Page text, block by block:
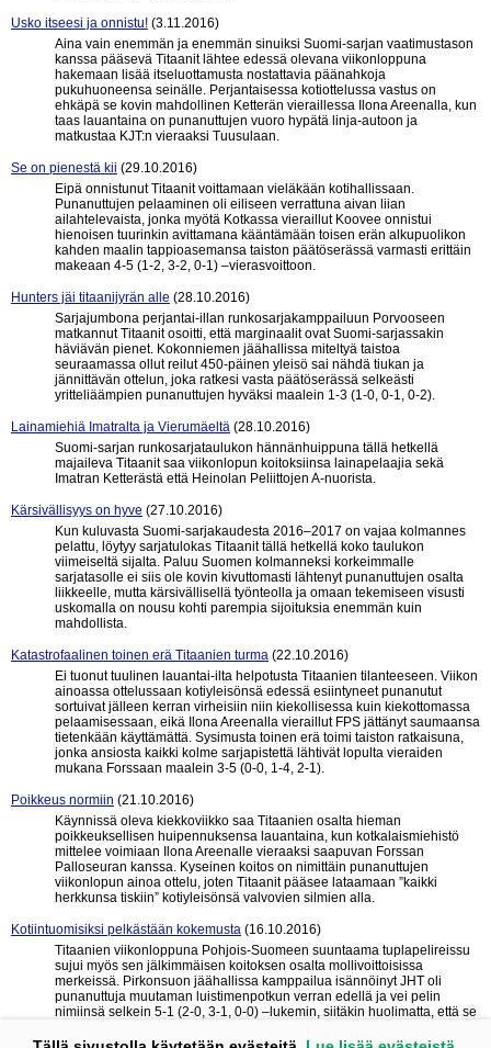
Usko itseesi ja onnistu! (3.11.2016)
Aina vain enemmän ja enemmän sinuiksi Suomi-sarjan vaatimustason
kanssa pääsevä Titaanit lähtee edessä olevana viikonloppuna
hakemaan lisää itseluottamusta nostattavia päänahkoja
pukuhuoneensa seinälle. Perjantaisessa kotiottelussa vastus on
ehkäpä se kovin mahdollinen Ketterän vieraillessa Ilona Areenalla, kun
taas lauantaina on punanuttujen vuoro hypätä linja-autoon ja
matkustaa KJT:n vieraaksi Tuusulaan.
Se on pienestä kii (29.10.2016)
Eipä onnistunut Titaanit voittamaan vieläkään kotihallissaan.
Punanuttujen pelaaminen oli eiliseen verrattuna aivan liian
ailahtelevaista, jonka myötä Kotkassa vieraillut Koovee onnistui
hienoisen tuurinkin avittamana kääntämään toisen erän alkupuolikon
kahden maalin tappioasemansa taiston päätöserässä varmasti erittäin
makeaan 4-5 (1-2, 3-2, 0-1) –vierasvoittoon.
Hunters jäi titaanijyrän alle (28.10.2016)
Sarjajumbona perjantai-illan runkosarjakamppailuun Porvooseen
matkannut Titaanit osoitti, että marginaalit ovat Suomi-sarjassakin
häviävän pienet. Kokonniemen jäähallissa miteltyä taistoa
seuraamassa ollut reilut 450-päinen yleisö sai nähdä tiukan ja
jännittävän ottelun, joka ratkesi vasta päätöserässä selkeästi
yritteliäämpien punanuttujen hyväksi maalein 1-3 (1-0, 0-1, 0-2).
Lainamiehiä Imatralta ja Vierumäeltä (28.10.2016)
Suomi-sarjan runkosarjataulukon hännänhuippuna tällä hetkellä
majaileva Titaanit saa viikonlopun koitoksiinsa lainapelaajia sekä
Imatran Ketterästä että Heinolan Peliittojen A-nuorista.
Kärsivällisyys on hyve (27.10.2016)
Kun kuluvasta Suomi-sarjakaudesta 2016–2017 on vajaa kolmannes
pelattu, löytyy sarjatulokas Titaanit tällä hetkellä koko taulukon
viimeiseltä sijalta. Paluu Suomen kolmanneksi korkeimmalle
sarjatasolle ei siis ole kovin kivuttomasti lähtenyt punanuttujen osalta
liikkeelle, mutta kärsivällisellä työnteolla ja omaan tekemiseen visusti
uskomalla on nousu kohti parempia sijoituksia enemmän kuin
mahdollista.
Katastrofaalinen toinen erä Titaanien turma (22.10.2016)
Ei tuonut tuulinen lauantai-ilta helpotusta Titaanien tilanteeseen. Viikon
ainoassa ottelussaan kotiyleisönsä edessä esiintyneet punanutut
sortuivat jälleen kerran virheisiin niin kiekollisessa kuin kiekottomassa
pelaamisessaan, eikä Ilona Areenalla vieraillut FPS jättänyt saumaansa
tietenkään käyttämättä. Sysimusta toinen erä toimi taiston ratkaisuna,
jonka ansiosta kaikki kolme sarjapistettä lähtivät lopulta vieraiden
mukana Forssaan maalein 3-5 (0-0, 1-4, 2-1).
Poikkeus normiin (21.10.2016)
Käynnissä oleva kiekkoviikko saa Titaanien osalta hieman
poikkeuksellisen huipennuksensa lauantaina, kun kotkalaismiehistö
mittelee voimiaan Ilona Areenalle vieraaksi saapuvan Forssan
Palloseuran kanssa. Kyseinen koitos on nimittäin punanuttujen
viikonlopun ainoa ottelu, joten Titaanit pääsee lataamaan ”kaikki
herkkunsa tiskiin” kotiyleisönsä valvovien silmien alla.
Kotiintuomisiksi pelkästään kokemusta (16.10.2016)
Titaanien viikonloppuna Pohjois-Suomeen suuntaama tuplapelireissu
sujui myös sen jälkimmäisen koitoksen osalta mollivoittoisissa
merkeissä. Pirkonsuon jäähallissa kamppailua isännöinyt JHT oli
punanuttuja muutaman luistimenpotkun verran edellä ja vei pelin
nimiinsä selkein 5-1 (2-0, 3-1, 0-0) –lukemin, siitäkin huolimatta, että se